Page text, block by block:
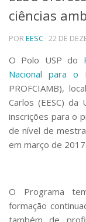
Telefones e
Pessoas
Ensino
Graduação
Pós-
Educação a
Cursos de
Pesquisa e
Linhas de
Centros,
Iniciação
Empresas
Extensão à
ciências
POREESC · 22 DE
O Polo USP do
Nacional para o
PROFCIAMB),
Carlos (EESC)
inscrições para o
de nível de
em março de 2017.
O Programa
formação
também de